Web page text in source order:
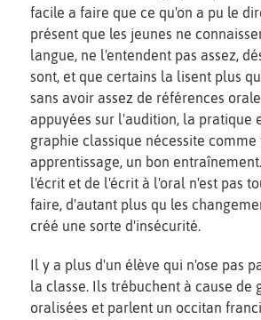
facile a faire que ce qu'on a pu le
présent que les jeunes ne
langue, ne l'entendent pas assez,
sont, et que certains la lisent plus
sans avoir assez de références
appuyées sur l'audition, la pratique
graphie classique nécessite
apprentissage, un bon
l'écrit et de l'écrit à l'oral n'est pas
faire, d'autant plus qu les
créé une sorte d'insécurité.
Il y a plus d'un élève qui n'ose pas
la classe. Ils trébuchent à cause de
oralisées et parlent un occitan